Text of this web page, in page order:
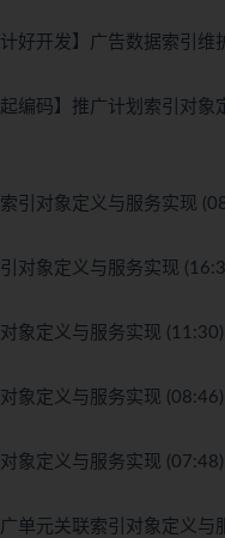
好开发】广告数据索引维
编码】推广计划索引对象
引对象定义与服务实现
对象定义与服务实现
象定义与服务实现 (11:30)
象定义与服务实现 (08:46)
象定义与服务实现 (07:48)
单元关联索引对象定义与